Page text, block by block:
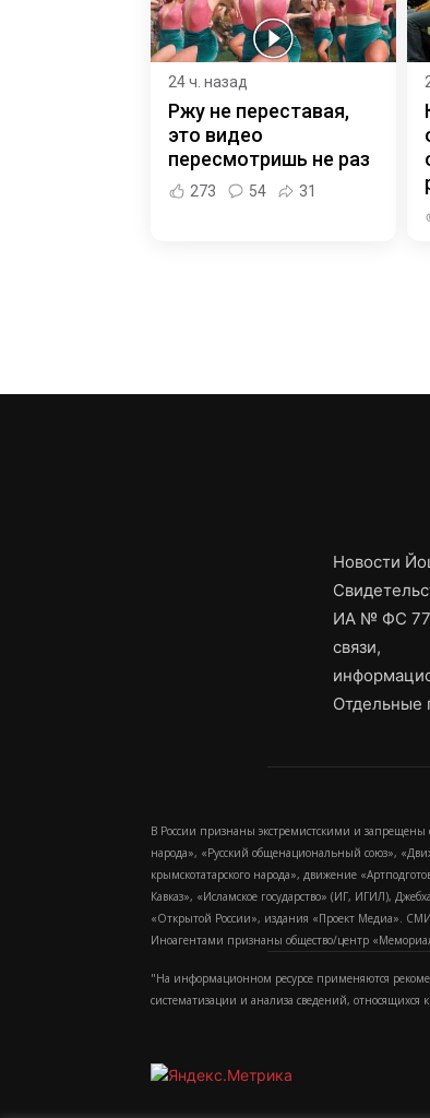
24 ч. назад
Ржу не переставая,
это видео
пересмотришь не раз
273 54 31
Новости
ИА № ФС 77
связи,
Отдельные
В России признаны экстремистскими и
народа», «Русский общенациональный союз»,
крымскотатарского народа», движение
Кавказ», «Исламское государство» (ИГ, ИГИЛ),
«Открытой России», издания «Проект Медиа».
Иноагентами признаны общество/центр
"На информационном ресурсе применяются
систематизации и анализа сведений,